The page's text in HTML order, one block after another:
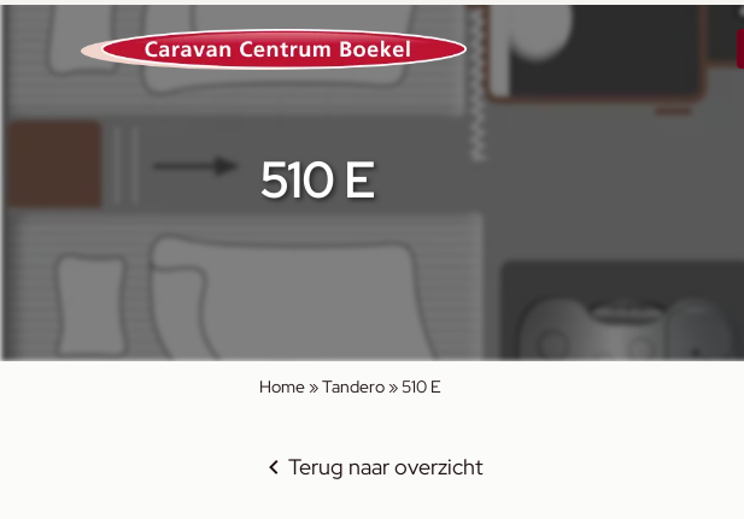
510 E
Home »Tandero » 510 E
Terug naar overzicht